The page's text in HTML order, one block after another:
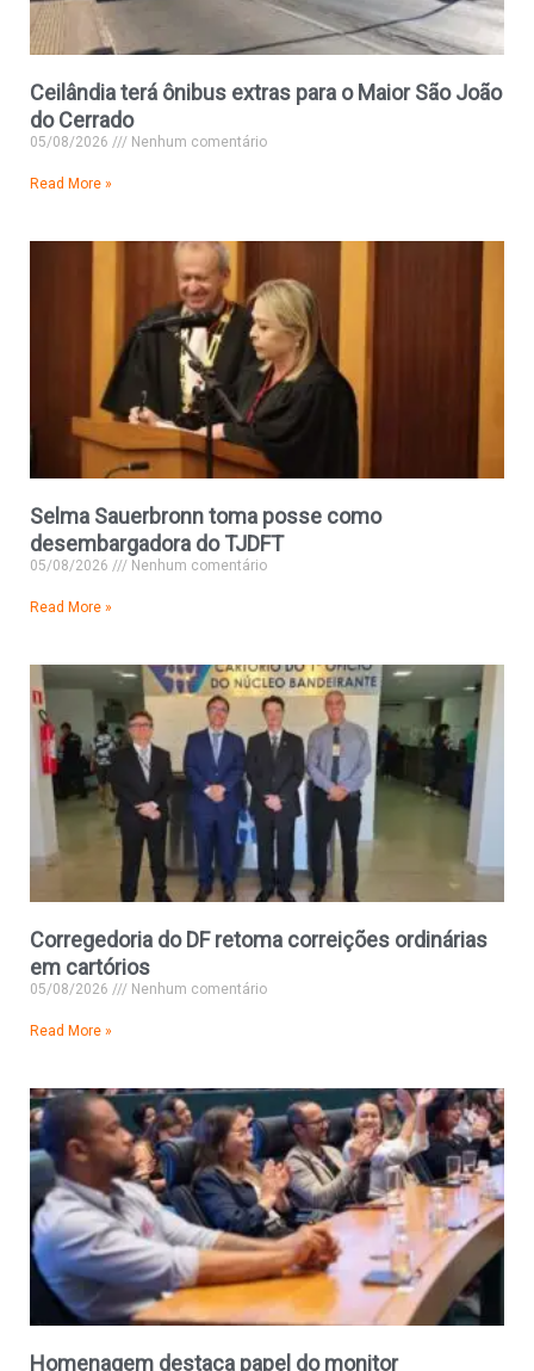
Ceilândia terá ônibus extras para o Maior São João
do Cerrado
05/08/2026 Nenhum comentário
Read More »
Selma Sauerbronn toma posse como
desembargadora do TJDFT
05/08/2026 Nenhum comentário
Read More »
Corregedoria do DF retoma correições ordinárias
em cartórios
05/08/2026 Nenhum comentário
Read More »
Homenagem destaca papel do monitor